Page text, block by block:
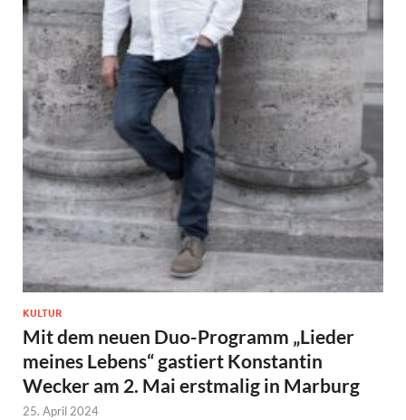
KULTUR
Mit dem neuen Duo-Programm „Lieder
meines Lebens“ gastiert Konstantin
Wecker am 2. Mai erstmalig in Marburg
25. April 2024